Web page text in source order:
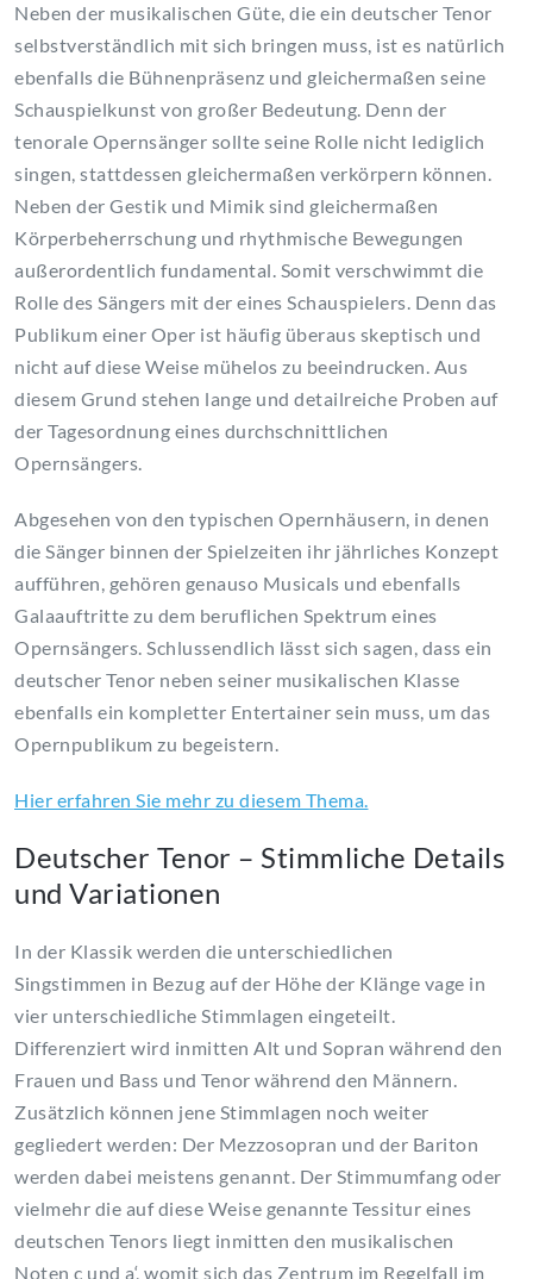
Neben der musikalischen Güte, die ein deutscher Tenor
selbstverständlich mit sich bringen muss, ist es natürlich
ebenfalls die Bühnenpräsenz und gleichermaßen seine
Schauspielkunst von großer Bedeutung. Denn der
tenorale Opernsänger sollte seine Rolle nicht lediglich
singen, stattdessen gleichermaßen verkörpern können.
Neben der Gestik und Mimik sind gleichermaßen
Körperbeherrschung und rhythmische Bewegungen
außerordentlich fundamental. Somit verschwimmt die
Rolle des Sängers mit der eines Schauspielers. Denn das
Publikum einer Oper ist häufig überaus skeptisch und
nicht auf diese Weise mühelos zu beeindrucken. Aus
diesem Grund stehen lange und detailreiche Proben auf
der Tagesordnung eines durchschnittlichen
Opernsängers.
Abgesehen von den typischen Opernhäusern, in denen
die Sänger binnen der Spielzeiten ihr jährliches Konzept
aufführen, gehören genauso Musicals und ebenfalls
Galaauftritte zu dem beruflichen Spektrum eines
Opernsängers. Schlussendlich lässt sich sagen, dass ein
deutscher Tenor neben seiner musikalischen Klasse
ebenfalls ein kompletter Entertainer sein muss, um das
Opernpublikum zu begeistern.
Hier erfahren Sie mehr zu diesem Thema.
Deutscher Tenor – Stimmliche Details
und Variationen
In der Klassik werden die unterschiedlichen
Singstimmen in Bezug auf der Höhe der Klänge vage in
vier unterschiedliche Stimmlagen eingeteilt.
Differenziert wird inmitten Alt und Sopran während den
Frauen und Bass und Tenor während den Männern.
Zusätzlich können jene Stimmlagen noch weiter
gegliedert werden: Der Mezzosopran und der Bariton
werden dabei meistens genannt. Der Stimmumfang oder
vielmehr die auf diese Weise genannte Tessitur eines
deutschen Tenors liegt inmitten den musikalischen
Noten c und a‘, womit sich das Zentrum im Regelfall im